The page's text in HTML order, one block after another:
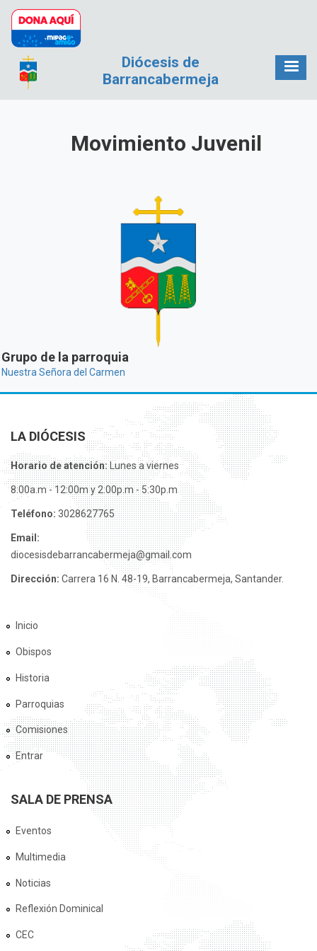
Pasar al contenido principal
Diócesis de
Barrancabermeja
Movimiento Juvenil
Grupo de la parroquia
Nuestra Señora del Carmen
LA DIÓCESIS
Horario de atención:Lunes a viernes
8:00a.m - 12:00m y 2:00p.m - 5:30p.m
Teléfono: 3028627765
Email:
diocesisdebarrancabermeja@gmail.com
Dirección: Carrera 16 N. 48-19, Barrancabermeja, Santander.
Inicio
Obispos
Historia
Parroquias
Comisiones
Entrar
SALA DE PRENSA
Eventos
Multimedia
Noticias
Reflexión Dominical
CEC